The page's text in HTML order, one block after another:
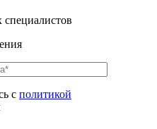
с политикой